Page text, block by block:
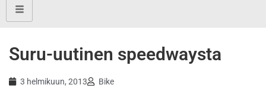
Suru-uutinen speedwaysta
3 helmikuun, 2013 Bike